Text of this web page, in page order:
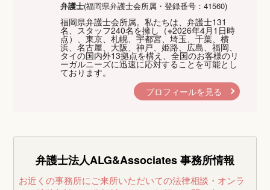
弁護士(福岡県弁護士会所属・登録番号：41560)
福岡県弁護士会所属。私たちは、弁護士131
名、スタッフ240名を擁し（※2026年4月1日時
点）、東京、札幌、宇都宮、埼玉、千葉、横
浜、名古屋、大阪、神戸、姫路、広島、福岡、
タイの国内外13拠点を構え、全国のお客様のリ
ーガルニーズに迅速に応対することを可能とし
ております。
プロフィールを見る
弁護士法人ALG&Associates事務所情報
お近くの事務所にご来所いただいての法律相談・オンラ